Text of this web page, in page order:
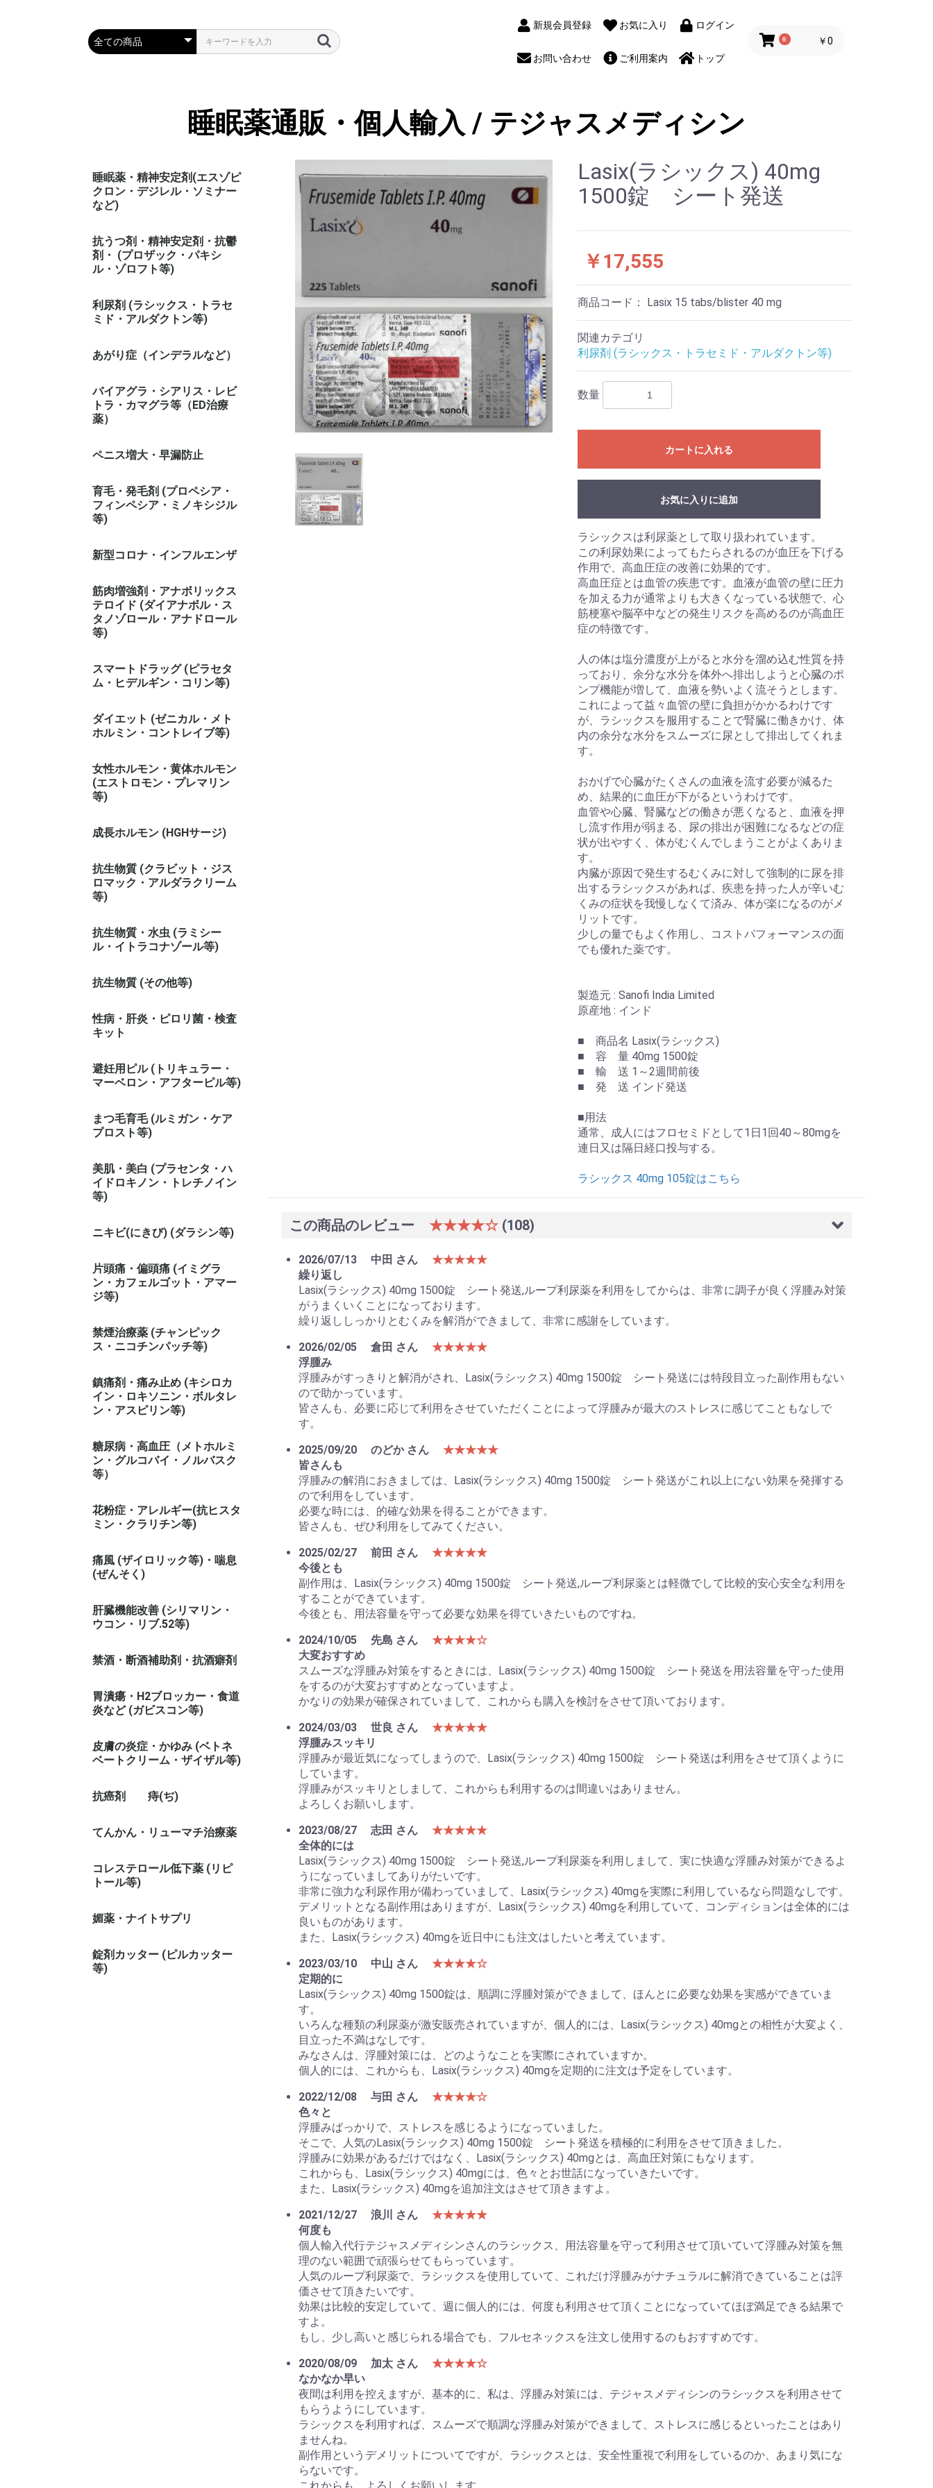
新規会員登録 お気に入り ログイン
お問い合わせ ご利用案内 トップ
0 ￥0
睡眠薬通販・個人輸入 / テジャスメディシン
睡眠薬・精神安定剤(エスゾピ
クロン・デジレル・ソミナー
など)
抗うつ剤・精神安定剤・抗鬱
剤・ (プロザック・パキシ
ル・ゾロフト等)
利尿剤 (ラシックス・トラセ
ミド・アルダクトン等)
あがり症（インデラルなど）
バイアグラ・シアリス・レビ
トラ・カマグラ等（ED治療
薬）
ペニス増大・早漏防止
育毛・発毛剤 (プロペシア・
フィンペシア・ミノキシジル
等)
新型コロナ・インフルエンザ
筋肉増強剤・アナボリックス
テロイド (ダイアナボル・ス
タノゾロール・アナドロール
等)
スマートドラッグ (ピラセタ
ム・ヒデルギン・コリン等)
ダイエット (ゼニカル・メト
ホルミン・コントレイブ等)
女性ホルモン・黄体ホルモン
(エストロモン・プレマリン
等)
成長ホルモン (HGHサージ)
抗生物質 (クラビット・ジス
ロマック・アルダラクリーム
等)
抗生物質・水虫 (ラミシー
ル・イトラコナゾール等)
抗生物質 (その他等)
性病・肝炎・ピロリ菌・検査
キット
避妊用ピル (トリキュラー・
マーベロン・アフターピル等)
まつ毛育毛 (ルミガン・ケア
プロスト等)
美肌・美白 (プラセンタ・ハ
イドロキノン・トレチノイン
等)
ニキビ(にきび) (ダラシン等)
片頭痛・偏頭痛 (イミグラ
ン・カフェルゴット・アマー
ジ等)
禁煙治療薬 (チャンピック
ス・ニコチンパッチ等)
鎮痛剤・痛み止め (キシロカ
イン・ロキソニン・ボルタレ
ン・アスピリン等)
糖尿病・高血圧（メトホルミ
ン・グルコバイ・ノルバスク
等）
花粉症・アレルギー(抗ヒスタ
ミン・クラリチン等)
痛風 (ザイロリック等)・喘息
(ぜんそく)
肝臓機能改善 (シリマリン・
ウコン・リブ.52等)
禁酒・断酒補助剤・抗酒癖剤
胃潰瘍・H2ブロッカー・食道
炎など (ガビスコン等)
皮膚の炎症・かゆみ (ベトネ
ベートクリーム・ザイザル等)
抗癌剤 痔(ぢ)
てんかん・リューマチ治療薬
コレステロール低下薬 (リピ
トール等)
媚薬・ナイトサプリ
錠剤カッター (ピルカッター
等)
Lasix(ラシックス) 40mg
1500錠 シート発送
￥17,555
商品コード： Lasix 15 tabs/blister 40 mg
関連カテゴリ
利尿剤 (ラシックス・トラセミド・アルダクトン等)
数量
カートに入れる
お気に入りに追加
ラシックスは利尿薬として取り扱われています。
この利尿効果によってもたらされるのが血圧を下げる
作用で、高血圧症の改善に効果的です。
高血圧症とは血管の疾患です。血液が血管の壁に圧力
を加える力が通常よりも大きくなっている状態で、心
筋梗塞や脳卒中などの発生リスクを高めるのが高血圧
症の特徴です。
人の体は塩分濃度が上がると水分を溜め込む性質を持
っており、余分な水分を体外へ排出しようと心臓のポ
ンプ機能が増して、血液を勢いよく流そうとします。
これによって益々血管の壁に負担がかかるわけです
が、ラシックスを服用することで腎臓に働きかけ、体
内の余分な水分をスムーズに尿として排出してくれま
す。
おかげで心臓がたくさんの血液を流す必要が減るた
め、結果的に血圧が下がるというわけです。
血管や心臓、腎臓などの働きが悪くなると、血液を押
し流す作用が弱まる、尿の排出が困難になるなどの症
状が出やすく、体がむくんでしまうことがよくありま
す。
内臓が原因で発生するむくみに対して強制的に尿を排
出するラシックスがあれば、疾患を持った人が辛いむ
くみの症状を我慢しなくて済み、体が楽になるのがメ
リットです。
少しの量でもよく作用し、コストパフォーマンスの面
でも優れた薬です。
製造元 : Sanofi India Limited
原産地 : インド
■ 商品名 Lasix(ラシックス)
■ 容 量 40mg 1500錠
■ 輸 送 1～2週間前後
■ 発 送 インド発送
■用法
通常、成人にはフロセミドとして1日1回40～80mgを
連日又は隔日経口投与する。
ラシックス 40mg 105錠はこちら
この商品のレビュー ★★★★☆ (108)
2026/07/13 中田 さん
★★★★★
繰り返し
Lasix(ラシックス) 40mg 1500錠 シート発送,ループ利尿薬を利用をしてからは、非常に調子が良く浮腫み対策
がうまくいくことになっております。
繰り返ししっかりとむくみを解消ができまして、非常に感謝をしています。
2026/02/05
倉田 さん
★★★★★
浮腫み
浮腫みがすっきりと解消がされ、Lasix(ラシックス) 40mg 1500錠 シート発送には特段目立った副作用もない
ので助かっています。
皆さんも、必要に応じて利用をさせていただくことによって浮腫みが最大のストレスに感じてこともなしで
す。
2025/09/20
のどか さん
★★★★★
皆さんも
浮腫みの解消におきましては、Lasix(ラシックス) 40mg 1500錠 シート発送がこれ以上にない効果を発揮する
ので利用をしています。
必要な時には、的確な効果を得ることができます。
皆さんも、ぜひ利用をしてみてください。
2025/02/27
前田 さん
★★★★★
今後とも
副作用は、Lasix(ラシックス) 40mg 1500錠 シート発送,ループ利尿薬とは軽微でして比較的安心安全な利用を
することができています。
今後とも、用法容量を守って必要な効果を得ていきたいものですね。
2024/10/05
先島 さん
★★★★☆
大変おすすめ
スムーズな浮腫み対策をするときには、Lasix(ラシックス) 40mg 1500錠 シート発送を用法容量を守った使用
をするのが大変おすすめとなっていますよ。
かなりの効果が確保されていまして、これからも購入を検討をさせて頂いております。
2024/03/03
世良 さん
★★★★★
浮腫みスッキリ
浮腫みが最近気になってしまうので、Lasix(ラシックス) 40mg 1500錠 シート発送は利用をさせて頂くように
しています。
浮腫みがスッキリとしまして、これからも利用するのは間違いはありません。
よろしくお願いします。
2023/08/27
志田 さん
★★★★★
全体的には
Lasix(ラシックス) 40mg 1500錠 シート発送,ループ利尿薬を利用しまして、実に快適な浮腫み対策ができるよ
うになっていましてありがたいです。
非常に強力な利尿作用が備わっていまして、Lasix(ラシックス) 40mgを実際に利用しているなら問題なしです。
デメリットとなる副作用はありますが、Lasix(ラシックス) 40mgを利用していて、コンディションは全体的には
良いものがあります。
また、Lasix(ラシックス) 40mgを近日中にも注文はしたいと考えています。
2023/03/10
中山 さん
★★★★☆
定期的に
Lasix(ラシックス) 40mg 1500錠は、順調に浮腫対策ができまして、ほんとに必要な効果を実感ができていま
す。
いろんな種類の利尿薬が激安販売されていますが、個人的には、Lasix(ラシックス) 40mgとの相性が大変よく、
目立った不満はなしです。
みなさんは、浮腫対策には、どのようなことを実際にされていますか。
個人的には、これからも、Lasix(ラシックス) 40mgを定期的に注文は予定をしています。
2022/12/08
与田 さん
★★★★☆
色々と
浮腫みばっかりで、ストレスを感じるようになっていました。
そこで、人気のLasix(ラシックス) 40mg 1500錠 シート発送を積極的に利用をさせて頂きました。
浮腫みに効果があるだけではなく、Lasix(ラシックス) 40mgとは、高血圧対策にもなります。
これからも、Lasix(ラシックス) 40mgには、色々とお世話になっていきたいです。
また、Lasix(ラシックス) 40mgを追加注文はさせて頂きますよ。
2021/12/27
浪川 さん
★★★★★
何度も
個人輸入代行テジャスメディシンさんのラシックス、用法容量を守って利用させて頂いていて浮腫み対策を無
理のない範囲で頑張らせてもらっています。
人気のループ利尿薬で、ラシックスを使用していて、これだけ浮腫みがナチュラルに解消できていることは評
価させて頂きたいです。
効果は比較的安定していて、週に個人的には、何度も利用させて頂くことになっていてほぼ満足できる結果で
すよ。
もし、少し高いと感じられる場合でも、フルセネックスを注文し使用するのもおすすめです。
2020/08/09
加太 さん
★★★★☆
なかなか早い
夜間は利用を控えますが、基本的に、私は、浮腫み対策には、テジャスメディシンのラシックスを利用させて
もらうようにしています。
ラシックスを利用すれば、スムーズで順調な浮腫み対策ができまして、ストレスに感じるといったことはあり
ませんね。
副作用というデメリットについてですが、ラシックスとは、安全性重視で利用をしているのか、あまり気にな
らないです。